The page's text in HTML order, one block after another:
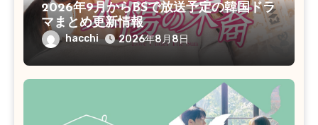
2026年9月からBSで放送予定の韓国ドラ
マまとめ更新情報
hacchi 2026年8月8日